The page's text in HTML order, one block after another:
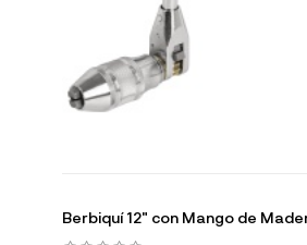
Berbiquí 12" con Mango de